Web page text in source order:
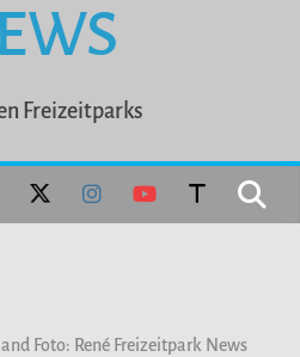
Freizeitparks
Foto: René Freizeitpark News